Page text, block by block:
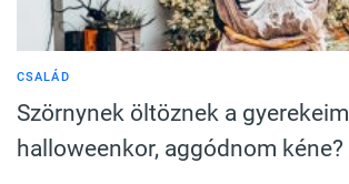
CSALÁD
Szörnynek öltöznek a gyerekeim
halloweenkor, aggódnom kéne?